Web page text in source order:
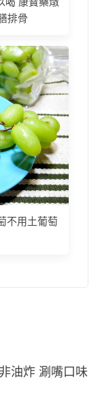
排骨
不用土葡萄
油炸 涮嘴口味